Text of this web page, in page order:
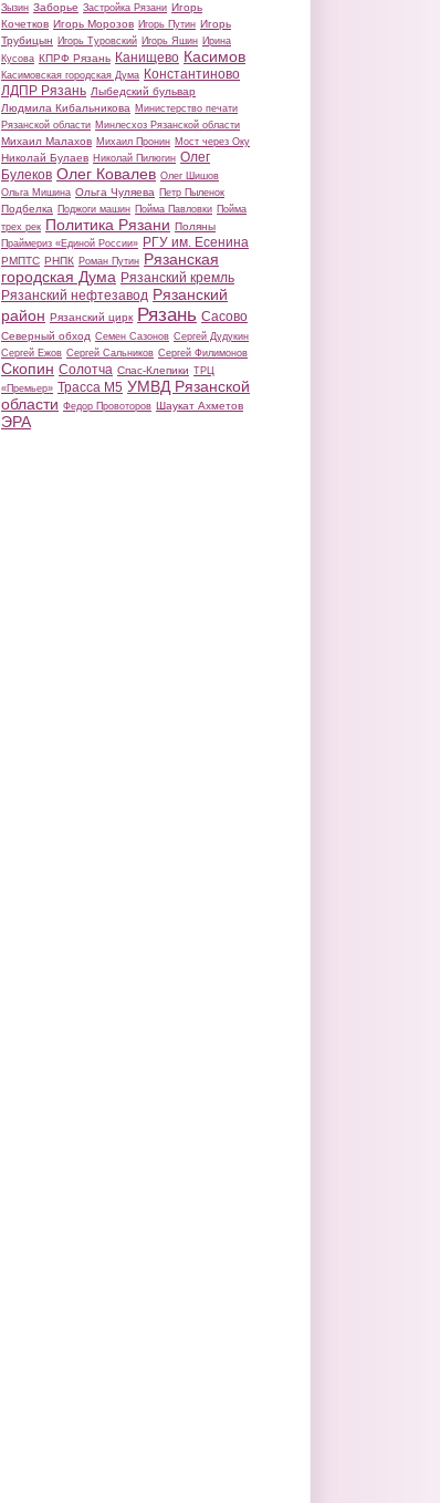
Зызин Заборье Застройка Рязани Игорь
Кочетков Игорь Морозов Игорь Путин Игорь
Трубицын Игорь Туровский Игорь Яшин Ирина
Кусова КПРФ Рязань Канищево Касимов
Касимовская городская Дума Константиново
ЛДПР Рязань Лыбедский бульвар
Людмила Кибальникова Министерство печати
Рязанской области Минлесхоз Рязанской области
Михаил Малахов Михаил Пронин Мост через Оку
Николай Булаев Николай Пилюгин Олег
Булеков Олег Ковалев Олег Шишов
Ольга Мишина Ольга Чуляева Петр Пыленок
Подбелка Поджоги машин Пойма Павловки Пойма
трех рек Политика Рязани Поляны
Праймериз «Единой России» РГУ им. Есенина
РМПТС РНПК Роман Путин Рязанская
городская Дума Рязанский кремль
Рязанский нефтезавод Рязанский
район Рязанский цирк Рязань Сасово
Северный обход Семен Сазонов Сергей Дудукин
Сергей Ежов Сергей Сальников Сергей Филимонов
Скопин Солотча Спас-Клепики ТРЦ
«Премьер» Трасса М5 УМВД Рязанской
области Федор Провоторов Шаукат Ахметов
ЭРА